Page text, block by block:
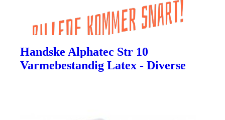
Handske Alphatec Str 10
Varmebestandig Latex - Diverse